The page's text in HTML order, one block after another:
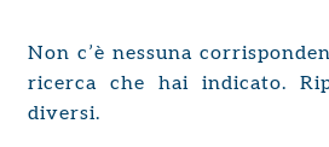
Non c’è nessuna
ricerca che hai indicato.
diversi.